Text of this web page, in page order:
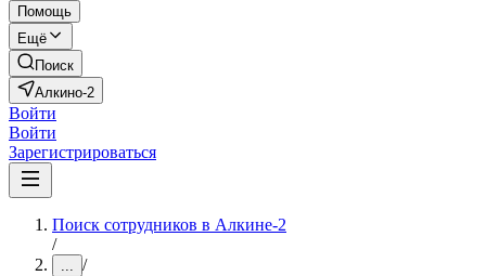
Помощь
Ещё
Поиск
Алкино-2
Войти
Войти
Зарегистрироваться
Поиск сотрудников в Алкине-2
/
... /